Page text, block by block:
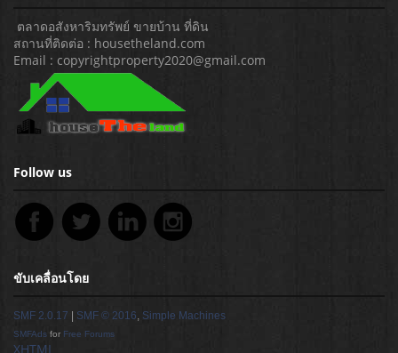
ตลาดอสังหาริมทรัพย์ ขายบ้าน ที่ดิน
สถานที่ติดต่อ : housetheland.com
Email : copyrightproperty2020@gmail.com
Follow us
ขับเคลื่อนโดย
SMF 2.0.17 SMF © 2016, Simple Machines
SMFAds for Free Forums
XHTML